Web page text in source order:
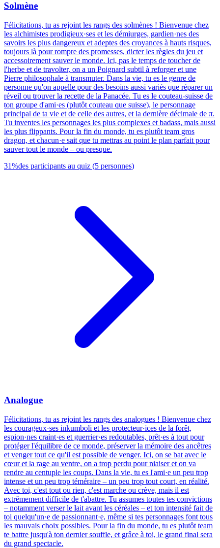
Solmène
Félicitations, tu as rejoint les rangs des solmènes ! Bienvenue chez
les alchimistes prodigieux·ses et les démiurges, gardien·nes des
savoirs les plus dangereux et adeptes des croyances à hauts risques,
toujours là pour rompre des promesses, dicter les règles du jeu et
accessoirement sauver le monde. Ici, pas le temps de toucher de
l'herbe et de travolter, on a un Poignard subtil à reforger et une
Pierre philosophale à transmuter. Dans la vie, tu es le genre de
personne qu'on appelle pour des besoins aussi variés que réparer un
réveil ou trouver la recette de la Panacée. Tu es le couteau-suisse de
ton groupe d'ami·es (plutôt couteau que suisse), le personnage
principal de ta vie et de celle des autres, et la dernière décimale de π.
Tu inventes les personnages les plus complexes et badass, mais aussi
les plus flippants. Pour la fin du monde, tu es plutôt team gros
dragon, et chacun·e sait que tu mettras au point le plan parfait pour
sauver tout le monde – ou presque.
31%des participants au quiz (5 personnes)
Analogue
Félicitations, tu as rejoint les rangs des analogues ! Bienvenue chez
les courageux·ses inkumboli et les protecteur·ices de la forêt,
espion·nes craint·es et guerrier·es redoutables, prêt·es à tout pour
protéger l'équilibre de ce monde, préserver la mémoire des ancêtres
et venger tout ce qu'il est possible de venger. Ici, on se bat avec le
cœur et la rage au ventre, on a trop perdu pour niaiser et on va
rendre au centuple les coups. Dans la vie, tu es l'ami·e un peu trop
intense et un peu trop téméraire – un peu trop tout court, en réalité.
Avec toi, c'est tout ou rien, c'est marche ou crève, mais il est
extrêmement difficile de t'abattre. Tu assumes toutes tes convictions
– notamment verser le lait avant les céréales – et ton intensité fait de
toi quelqu'un·e de passionnant·e, même si tes personnages font tous
les mauvais choix possibles. Pour la fin du monde, tu es plutôt team
te battre jusqu'à ton dernier souffle, et grâce à toi, le grand final sera
du grand spectacle.